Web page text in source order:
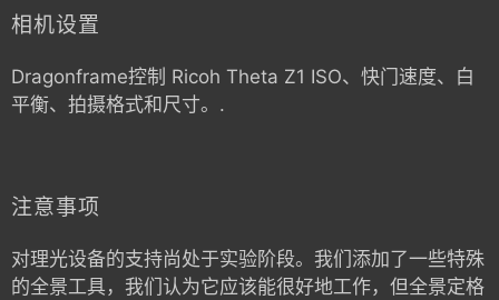
相机设置
Dragonframe控制 Ricoh Theta Z1 ISO、快门速度、白
平衡、拍摄格式和尺寸。.
注意事项
对理光设备的支持尚处于实验阶段。我们添加了一些特殊
的全景工具，我们认为它应该能很好地工作，但全景定格